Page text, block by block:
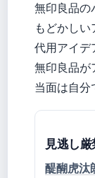
無印良品の
もどかし
代用アイデ
無印良品が
当面は自分
見逃し厳
醍醐虎汰